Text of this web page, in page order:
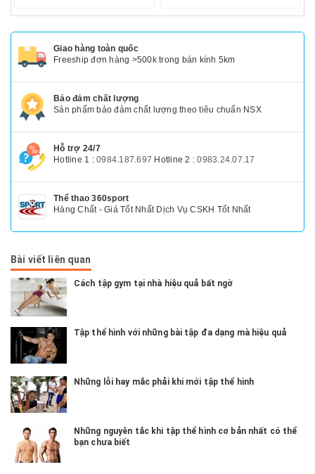
Giao hàng toàn quốc
Freeship đơn hàng >500k trong bán kính 5km
Bảo đảm chất lượng
Sản phẩm bảo đảm chất lượng theo tiêu chuẩn NSX
Hỗ trợ 24/7
Hotline 1 : 0984.187.697 Hotline 2 :0983.24.07.17
Thể thao 360sport
Hàng Chất - Giá Tốt Nhất Dịch Vụ CSKH Tốt Nhất
Bài viết liên quan
Cách tập gym tại nhà hiệu quả bất ngờ
Tập thể hình với những bài tập đa dạng mà hiệu quả
Những lỗi hay mắc phải khi mới tập thể hình
Những nguyên tắc khi tập thể hình cơ bản nhất có thể
bạn chưa biết